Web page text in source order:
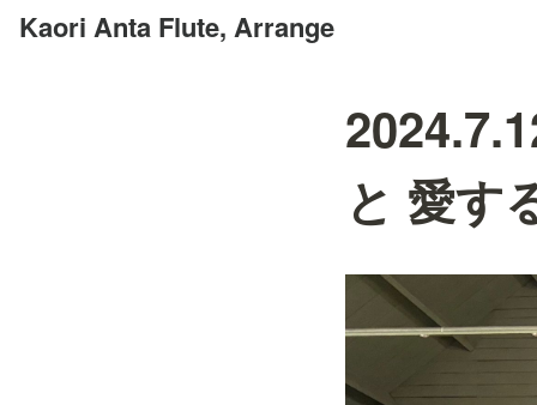
Kaori Anta Flute, Arrange
と 愛す